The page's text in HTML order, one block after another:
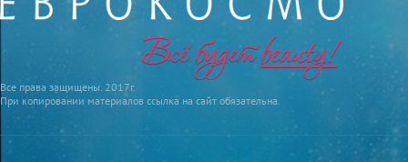
Все права защищены. 2017г.
При копировании материалов ссылка на сайт обязательна.